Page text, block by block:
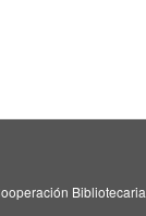
Bibliotecaria